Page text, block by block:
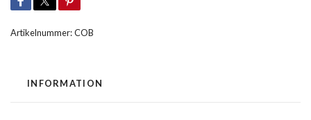
Artikelnummer:COB
INFORMATION